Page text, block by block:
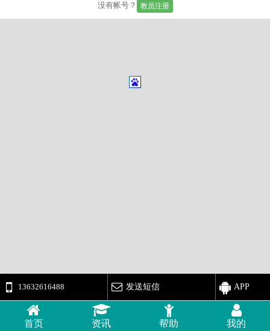
没有帐号？
13632616488 发送短信 APP
首页 资讯 帮助 我的